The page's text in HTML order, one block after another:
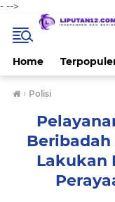
- -->
Home
› Polisi
Lakukan